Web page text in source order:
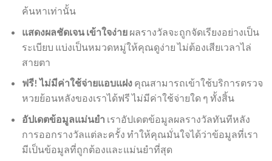
ค้นหาเท่านั้น
แสดงผลชัดเจน เข้าใจง่ายผลรางวัลจะถูกจัดเรียงอย่างเป็น
ระเบียบ แบ่งเป็นหมวดหมู่ให้คุณดูง่าย ไม่ต้องเสียเวลาไล่
สายตา
ฟรี! ไม่มีค่าใช้จ่ายแอบแฝงคุณสามารถเข้าใช้บริการตรวจ
หวยย้อนหลังของเราได้ฟรี ไม่มีค่าใช้จ่ายใด ๆ ทั้งสิ้น
อัปเดตข้อมูลแม่นยำ เราอัปเดตข้อมูลผลรางวัลทันทีหลัง
การออกรางวัลแต่ละครั้ง ทำให้คุณมั่นใจได้ว่าข้อมูลที่เรา
มีเป็นข้อมูลที่ถูกต้องและแม่นยำที่สุด